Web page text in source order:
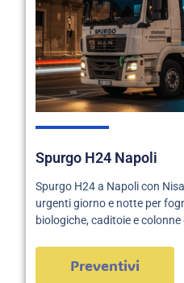
Spurgo H24 Napoli
Spurgo H24 a Napoli con
urgenti giorno e notte per
biologiche, caditoie e
Preventivi